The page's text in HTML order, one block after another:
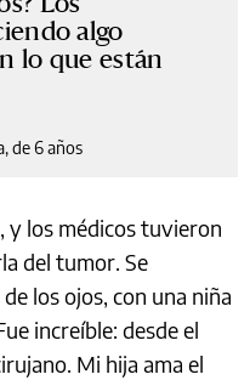
algo
lo que están
de 6 años
y los médicos tuvieron
del tumor. Se
los ojos, con una niña
increíble: desde el
Mi hija ama el